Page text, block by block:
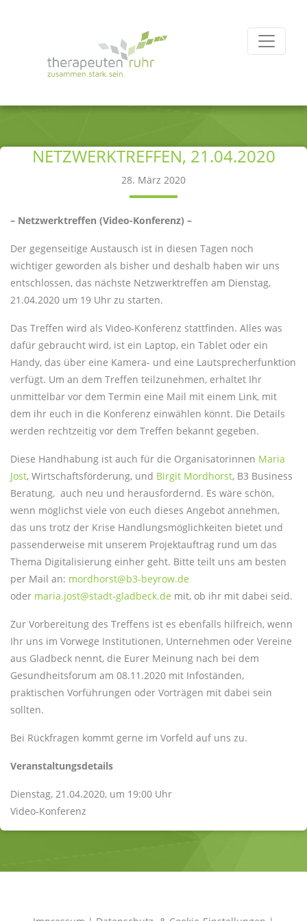
NETZWERKTREFFEN, 21.04.2020
28. März 2020
– Netzwerktreffen (Video-Konferenz) –
Der gegenseitige Austausch ist in diesen Tagen noch
wichtiger geworden als bisher und deshalb haben wir uns
entschlossen, das nächste Netzwerktreffen am Dienstag,
21.04.2020 um 19 Uhr zu starten.
Das Treffen wird als Video-Konferenz stattfinden. Alles was
dafür gebraucht wird, ist ein Laptop, ein Tablet oder ein
Handy, das über eine Kamera- und eine Lautsprecherfunktion
verfügt. Um an dem Treffen teilzunehmen, erhaltet Ihr
unmittelbar vor dem Termin eine Mail mit einem Link, mit
dem ihr euch in die Konferenz einwählen könnt. Die Details
werden rechtzeitig vor dem Treffen bekannt gegeben.
Diese Handhabung ist auch für die Organisatorinnen Maria
Jost, Wirtschaftsförderung, und Birgit Mordhorst, B3 Business
Beratung, auch neu und herausfordernd. Es wäre schön,
wenn möglichst viele von euch dieses Angebot annehmen,
das uns trotz der Krise Handlungsmöglichkeiten bietet und
passenderweise mit unserem Projektauftrag rund um das
Thema Digitalisierung einher geht. Bitte teilt uns am besten
per Mail an: mordhorst@b3-beyrow.de
oder maria.jost@stadt-gladbeck.de mit, ob ihr mit dabei seid.
Zur Vorbereitung des Treffens ist es ebenfalls hilfreich, wenn
Ihr uns im Vorwege Institutionen, Unternehmen oder Vereine
aus Gladbeck nennt, die Eurer Meinung nach bei dem
Gesundheitsforum am 08.11.2020 mit Infoständen,
praktischen Vorführungen oder Vorträgen mit dabei sein
sollten.
Bei Rückfragen kommt gerne im Vorfeld auf uns zu.
Veranstaltungsdetails
Dienstag, 21.04.2020, um 19:00 Uhr
Video-Konferenz